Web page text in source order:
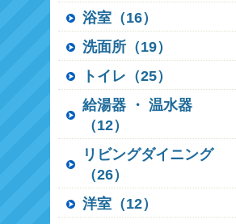
浴室（16）
洗面所（19）
トイレ（25）
給湯器 ・ 温水器
（12）
リビングダイニング
（26）
洋室（12）